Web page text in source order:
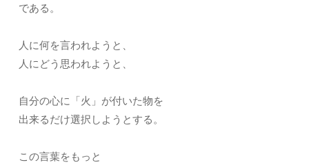
である。
人に何を言われようと、
人にどう思われようと、
自分の心に「火」が付いた物を
出来るだけ選択しようとする。
この言葉をもっと